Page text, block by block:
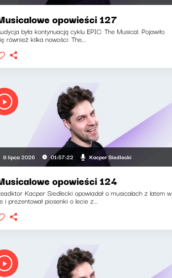
opowieści 127
była kontynuacją cyklu EPIC: The Musical. Pojawiło
również kilka nowości: The...
8 lipca 2026 01:57:22 Kacper Siedlecki
opowieści 124
Kacper Siedlecki opowiadał o musicalach z latem w
i prezentował piosenki o lecie z...